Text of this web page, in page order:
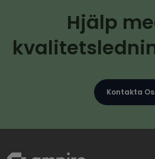
Hjälp
Kontakta